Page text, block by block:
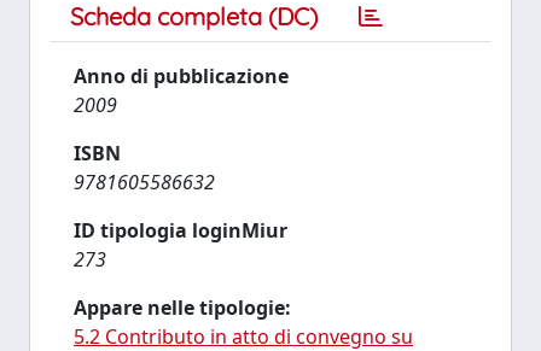
Scheda completa (DC)
Anno di pubblicazione
2009
ISBN
9781605586632
ID tipologia loginMiur
273
Appare nelle tipologie:
5.2 Contributo in atto di convegno su